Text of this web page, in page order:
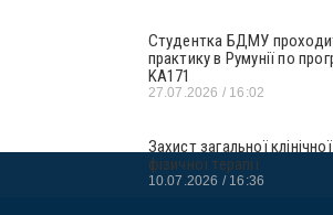
Студентка БДМУ
практику в Румунії по
KA171
27.07.2026 16:02
Захист загальної
фізичної терапії
10.07.2026 16:36